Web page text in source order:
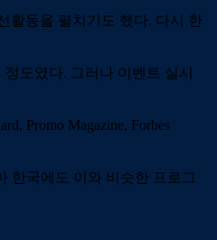
활동을 펼치기도 했다. 다시 한
도였다. 그러나 이벤트 실시
Promo Magazine, Forbes
한국에도 이와 비슷한 프로그